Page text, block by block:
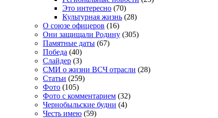
Это интересно (70)
Культурная жизнь (28)
О союзе офицеров (16)
Они защищали Родину (305)
Памятные даты (67)
Победа (40)
Слайдер (3)
СМИ о жизни ВСЧ отрасли (28)
Статьи (259)
Фото (105)
Фото с комментарием (32)
Чернобыльские будни (4)
Честь имею (59)